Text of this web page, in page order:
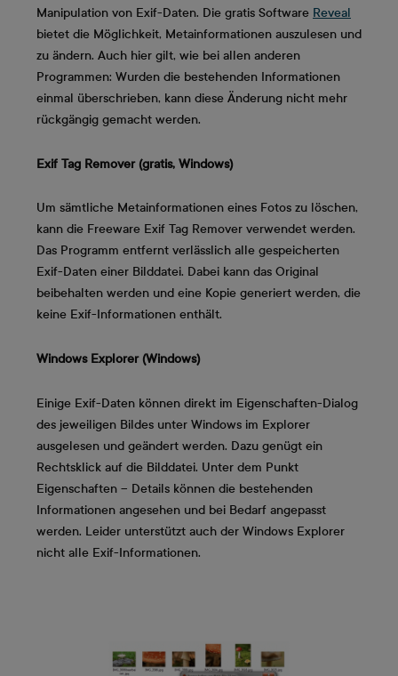
Manipulation von Exif-Daten. Die gratis Software Reveal
bietet die Möglichkeit, Metainformationen auszulesen und
zu ändern. Auch hier gilt, wie bei allen anderen
Programmen: Wurden die bestehenden Informationen
einmal überschrieben, kann diese Änderung nicht mehr
rückgängig gemacht werden.
Exif Tag Remover (gratis, Windows)
Um sämtliche Metainformationen eines Fotos zu löschen,
kann die Freeware Exif Tag Remover verwendet werden.
Das Programm entfernt verlässlich alle gespeicherten
Exif-Daten einer Bilddatei. Dabei kann das Original
beibehalten werden und eine Kopie generiert werden, die
keine Exif-Informationen enthält.
Windows Explorer (Windows)
Einige Exif-Daten können direkt im Eigenschaften-Dialog
des jeweiligen Bildes unter Windows im Explorer
ausgelesen und geändert werden. Dazu genügt ein
Rechtsklick auf die Bilddatei. Unter dem Punkt
Eigenschaften – Details können die bestehenden
Informationen angesehen und bei Bedarf angepasst
werden. Leider unterstützt auch der Windows Explorer
nicht alle Exif-Informationen.